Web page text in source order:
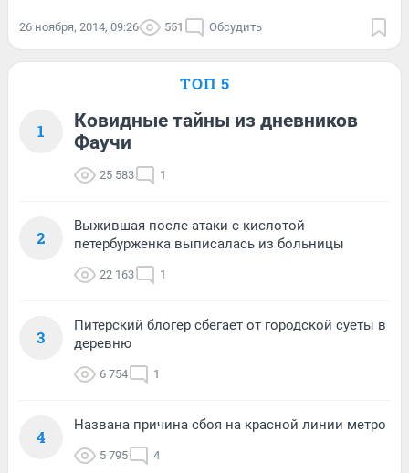
26 ноября, 2014, 09:26 551 Обсудить
ТОП 5
1
Ковидные тайны из дневников
Фаучи
25 583 1
2
Выжившая после атаки с кислотой
петербурженка выписалась из больницы
22 163 1
3
Питерский блогер сбегает от городской суеты в
деревню
6 754 1
4
Названа причина сбоя на красной линии метро
5 795 4